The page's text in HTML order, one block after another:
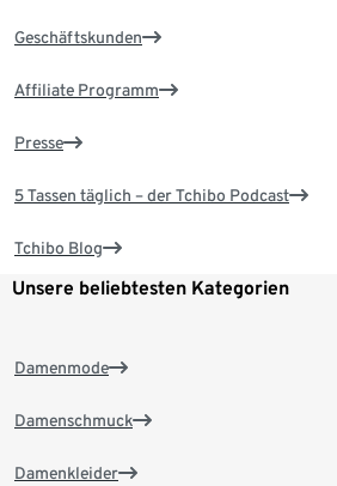
Geschäftskunden
Affiliate Programm
Presse
5 Tassen täglich – der Tchibo Podcast
Tchibo Blog
Unsere beliebtesten Kategorien
Damenmode
Damenschmuck
Damenkleider